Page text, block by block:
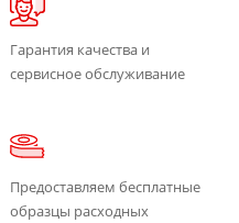
Гарантия качества и
сервисное обслуживание
Предоставляем бесплатные
образцы расходных